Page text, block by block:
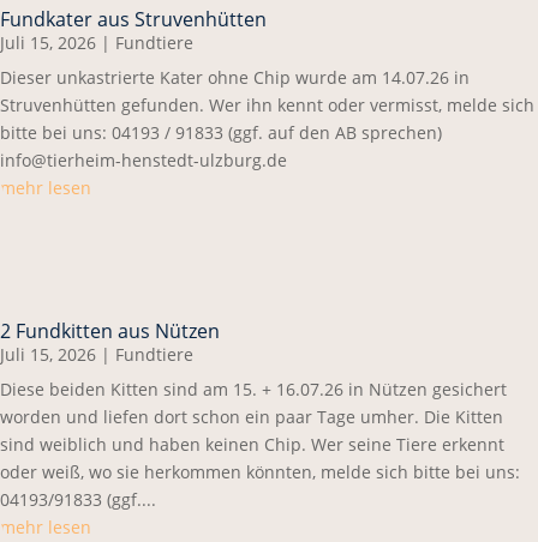
Fundkater aus Struvenhütten
Juli 15, 2026 | Fundtiere
Dieser unkastrierte Kater ohne Chip wurde am 14.07.26 in
Struvenhütten gefunden. Wer ihn kennt oder vermisst, melde sich
bitte bei uns: 04193 / 91833 (ggf. auf den AB sprechen)
info@tierheim-henstedt-ulzburg.de
mehr lesen
2 Fundkitten aus Nützen
Juli 15, 2026 | Fundtiere
Diese beiden Kitten sind am 15. + 16.07.26 in Nützen gesichert
worden und liefen dort schon ein paar Tage umher. Die Kitten
sind weiblich und haben keinen Chip. Wer seine Tiere erkennt
oder weiß, wo sie herkommen könnten, melde sich bitte bei uns:
04193/91833 (ggf....
mehr lesen